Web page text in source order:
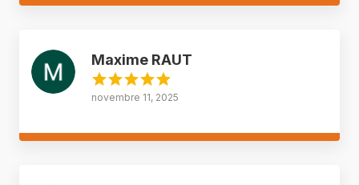
Maxime RAUT
novembre 11, 2025